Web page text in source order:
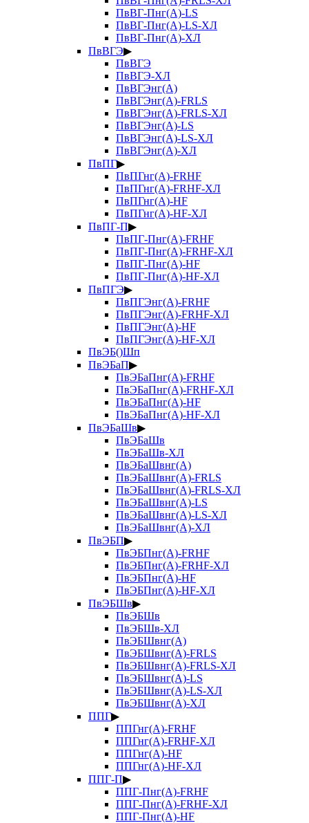
ПвВГ-Пнг(А)-LS
ПвВГ-Пнг(А)-LS-ХЛ
ПвВГ-Пнг(А)-ХЛ
ПвВГЭ▶
ПвВГЭ
ПвВГЭ-ХЛ
ПвВГЭнг(А)
ПвВГЭнг(А)-FRLS
ПвВГЭнг(А)-FRLS-ХЛ
ПвВГЭнг(А)-LS
ПвВГЭнг(А)-LS-ХЛ
ПвВГЭнг(А)-ХЛ
ПвПГ▶
ПвПГнг(А)-FRHF
ПвПГнг(А)-FRHF-ХЛ
ПвПГнг(А)-HF
ПвПГнг(А)-HF-ХЛ
ПвПГ-П▶
ПвПГ-Пнг(А)-FRHF
ПвПГ-Пнг(А)-FRHF-ХЛ
ПвПГ-Пнг(А)-HF
ПвПГ-Пнг(А)-HF-ХЛ
ПвПГЭ▶
ПвПГЭнг(А)-FRHF
ПвПГЭнг(А)-FRHF-ХЛ
ПвПГЭнг(А)-HF
ПвПГЭнг(А)-HF-ХЛ
ПвЭБ()Шп
ПвЭБаП▶
ПвЭБаПнг(А)-FRHF
ПвЭБаПнг(А)-FRHF-ХЛ
ПвЭБаПнг(А)-HF
ПвЭБаПнг(А)-HF-ХЛ
ПвЭБаШв▶
ПвЭБаШв
ПвЭБаШв-ХЛ
ПвЭБаШвнг(А)
ПвЭБаШвнг(А)-FRLS
ПвЭБаШвнг(А)-FRLS-ХЛ
ПвЭБаШвнг(А)-LS
ПвЭБаШвнг(А)-LS-ХЛ
ПвЭБаШвнг(А)-ХЛ
ПвЭБП▶
ПвЭБПнг(А)-FRHF
ПвЭБПнг(А)-FRHF-ХЛ
ПвЭБПнг(А)-HF
ПвЭБПнг(А)-HF-ХЛ
ПвЭБШв▶
ПвЭБШв
ПвЭБШв-ХЛ
ПвЭБШвнг(А)
ПвЭБШвнг(А)-FRLS
ПвЭБШвнг(А)-FRLS-ХЛ
ПвЭБШвнг(А)-LS
ПвЭБШвнг(А)-LS-ХЛ
ПвЭБШвнг(А)-ХЛ
ППГ▶
ППГнг(А)-FRHF
ППГнг(А)-FRHF-ХЛ
ППГнг(А)-HF
ППГнг(А)-HF-ХЛ
ППГ-П▶
ППГ-Пнг(А)-FRHF
ППГ-Пнг(А)-FRHF-ХЛ
ППГ-Пнг(А)-HF